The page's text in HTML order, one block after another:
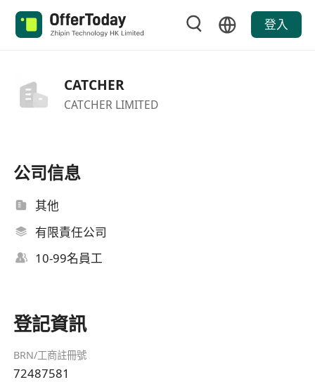
登入
CATCHER
CATCHER LIMITED
公司信息
其他
有限責任公司
10-99名員工
登記資訊
BRN/工商註冊號
72487581